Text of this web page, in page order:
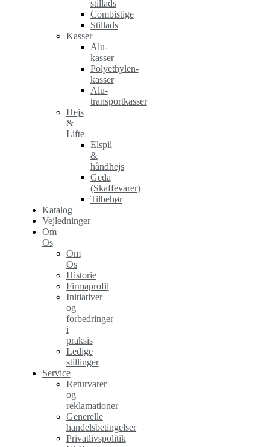
stillads
Combistige
Stillads
Kasser
Alu-
kasser
Polyethylen-
kasser
Alu-
transportkasser
Hejs
&
Lifte
Elspil
&
håndhejs
Geda
(Skaffevarer)
Tilbehør
Katalog
Vejledninger
Om
Os
Om
Os
Historie
Firmaprofil
Initiativer
og
forbedringer
i
praksis
Ledige
stillinger
Service
Returvarer
og
reklamationer
Generelle
handelsbetingelser
Privatlivspolitik